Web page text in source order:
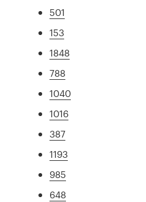
501
153
1848
788
1040
1016
387
1193
985
648